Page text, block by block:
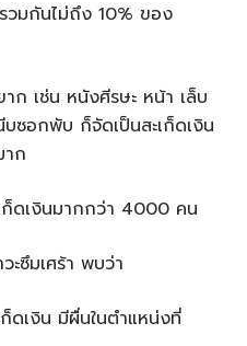
วมกันไม่ถึง 10% ของ
ก เช่น หนังศีรษะ หน้า เล็บ
ซอกพับ ก็จัดเป็นสะเก็ดเงิน
ก
ดเงินมากกว่า 4000 คน
ซึมเศร้า พบว่า
ดเงิน มีผื่นในตำแหน่งที่